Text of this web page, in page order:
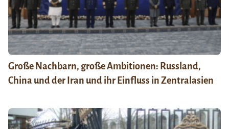
Große Nachbarn, große Ambitionen: Russland,
China und der Iran und ihr Einfluss in Zentralasien